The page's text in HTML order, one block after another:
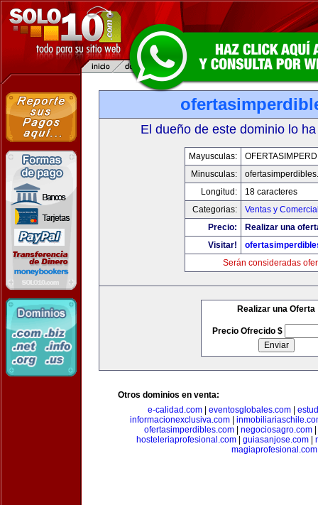
El dueño de este dominio lo
Mayusculas:
Minusculas:
Longitud:
18 caracteres
Categorias:
Ventas y
Precio:
Realizar una
Visitar!
Serán consideradas
Realizar una Oferta
Precio Ofrecido $
Otros dominios en venta:
e-calidad.com| eventosglobales.com|
informacionexclusiva.com|
ofertasimperdibles.com
negociosagro.com
hosteleriaprofesional.com| guiasanjose.com|
magiaprofesional.com